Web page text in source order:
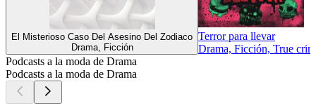
El Misterioso Caso Del Asesino Del Zodiaco
Drama, Ficción
Terror para llevar
Drama, Ficción, True
Podcasts a la moda de Drama
Podcasts a la moda de Drama